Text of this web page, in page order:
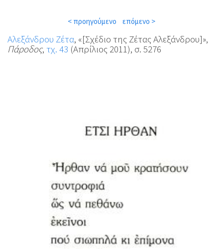
< προηγούμενο επόμενο >
Αλεξάνδρου Ζέτα, «[Σχέδιο της Ζέτας Αλεξάνδρου]»,
Πάροδος, τχ. 43 (Απρίλιος 2011), σ. 5276